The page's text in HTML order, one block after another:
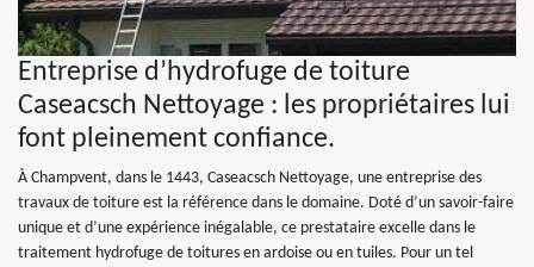
Entreprise d’hydrofuge de toiture
Caseacsch Nettoyage : les propriétaires lui
font pleinement confiance.
À Champvent, dans le 1443, Caseacsch Nettoyage, une entreprise des
travaux de toiture est la référence dans le domaine. Doté d’un savoir-faire
unique et d’une expérience inégalable, ce prestataire excelle dans le
traitement hydrofuge de toitures en ardoise ou en tuiles. Pour un tel